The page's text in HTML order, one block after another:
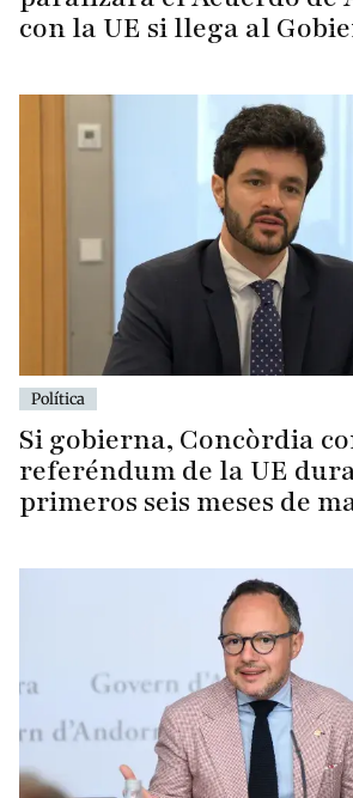
con la UE si llega al
Política
Si gobierna, Concòrdia
referéndum de la UE
primeros seis meses de